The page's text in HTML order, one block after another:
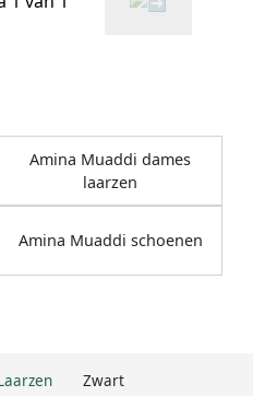
Zwart
Amina Muaddi dames
laarzen
Amina Muaddi schoenen